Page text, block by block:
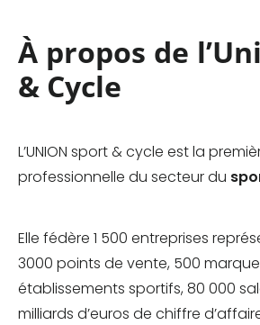
À propos de
& Cycle
L’UNION sport & cycle est la
professionnelle du secteur du
Elle fédère 1 500 entreprises
3000 points de vente, 500
établissements sportifs, 80 000
milliards d’euros de chiffre